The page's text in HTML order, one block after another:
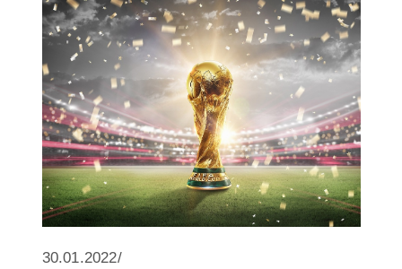
30.01.2022/